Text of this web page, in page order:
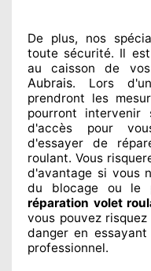
De plus, nos
toute sécurité. Il
au caisson de
Aubrais. Lors d'un
prendront les
pourront intervenir
d'accès pour
d'essayer de
roulant. Vous
d'avantage si vous
du blocage ou le
réparation volet
vous pouvez risquez
danger en
professionnel.